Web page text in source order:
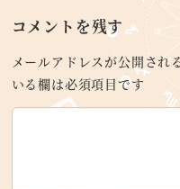
コメントを残す
メールアドレスが公開され
いる欄は必須項目です